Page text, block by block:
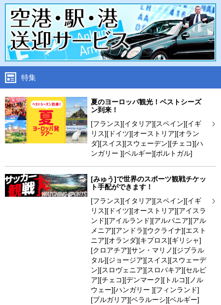
特集
夏のヨーロッパ観光！ベストシーズ
ン到来！
[フランス][イタリア][スペイン][イギ
リス][ドイツ][オーストリア][オラン
ダ][スイス][スウェーデン][チェコ][ハ
ンガリー ][ベルギー][ポルトガル]
[みゅう]で世界のスポーツ観戦チケッ
ト手配ができます！
[フランス][イタリア][スペイン][イギ
リス][ドイツ][オーストリア][アイスラ
ンド][アイルランド][アルバニア][アル
メニア][アンドラ][ウクライナ][エスト
ニア][オランダ][キプロス][ギリシャ]
[クロアチア][サン・マリノ][ジブラル
タル][ジョージア][スイス][スウェーデ
ン][スロヴェニア][スロバキア][セルビ
ア][チェコ][デンマーク][トルコ][ノル
ウェー][ハンガリー ][フィンランド]
[ブルガリア][ベラルーシ][ベルギー]